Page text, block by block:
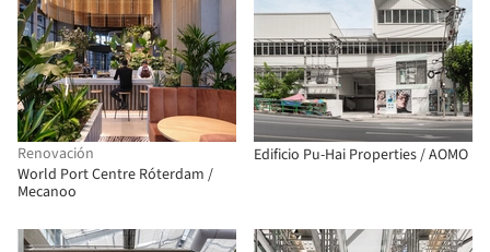
Renovación
World Port Centre Róterdam /
Mecanoo
Edificio Pu-Hai Properties / AOMO